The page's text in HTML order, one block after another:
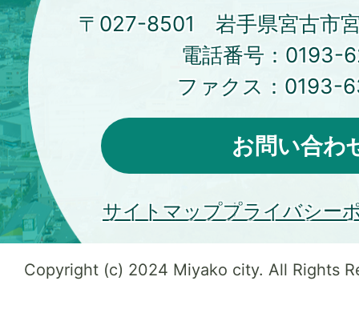
〒027-8501 岩手県宮古市
電話番号： 0193-
ファクス： 0193-
お問い合わ
サイトマッププライバシー
Copyright (c) 2024 Miyako city. All Rights